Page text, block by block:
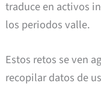
traduce en activos
los periodos valle.
Estos retos se ven
recopilar datos de